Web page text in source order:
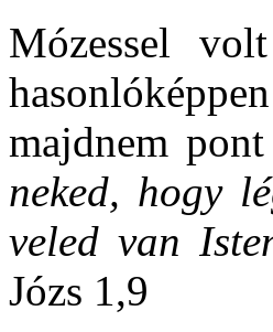
Mózessel
majdnem
neked, hogy
veled van
Józs 1,9